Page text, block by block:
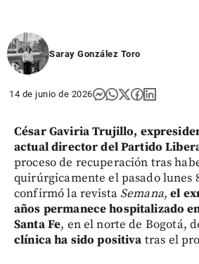
Saray González Toro
14 de junio de 2026
César Gaviria Trujillo,
actual director del Partido
proceso de recuperación tras
quirúrgicamente el pasado lunes
confirmó la revista Semana,el
años permanece hospitalizado
Santa Fe, en el norte de Bogotá,
clínica ha sido positiva tras el